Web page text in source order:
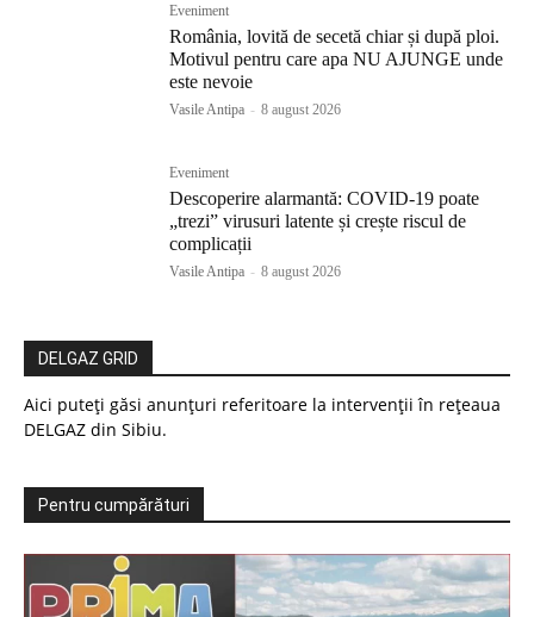
Eveniment
România, lovită de secetă chiar și după ploi.
Motivul pentru care apa NU AJUNGE unde
este nevoie
Vasile Antipa - 8 august 2026
Eveniment
Descoperire alarmantă: COVID-19 poate
„trezi” virusuri latente și crește riscul de
complicații
Vasile Antipa - 8 august 2026
DELGAZ GRID
Aici puteți găsi anunțuri referitoare la intervenții în rețeaua
DELGAZ din Sibiu.
Pentru cumpărături